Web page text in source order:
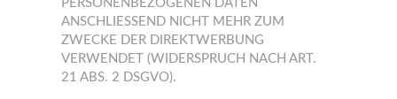
PERSONENBEZOGENEN DATEN
ANSCHLIESSEND NICHT MEHR ZUM
ZWECKE DER DIREKTWERBUNG
VERWENDET (WIDERSPRUCH NACH ART.
21 ABS. 2 DSGVO).